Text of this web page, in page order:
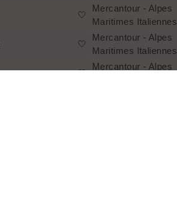
🤍
Mercantour - Alpes
Maritimes Italiennes
🤍
Mercantour - Alpes
Maritimes Italiennes
🤍
Mercantour - Alpes